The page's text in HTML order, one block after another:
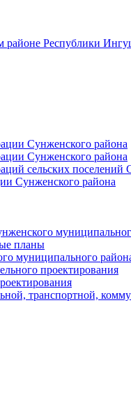
районе Республики
Сунженского района
Сунженского района
сельских поселений
Сунженского района
планы
муниципального
проектирования
транспортной,